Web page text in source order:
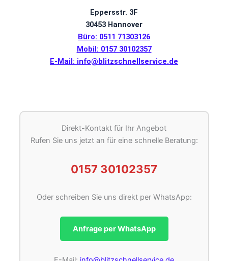
Eppersstr. 3F
30453 Hannover
Büro: 0511 71303126
Mobil: 0157 30102357
E-Mail: info@blitzschnellservice.de
Direkt-Kontakt für Ihr Angebot
Rufen Sie uns jetzt an für eine schnelle Beratung:
0157 30102357
Oder schreiben Sie uns direkt per WhatsApp:
Anfrage per WhatsApp